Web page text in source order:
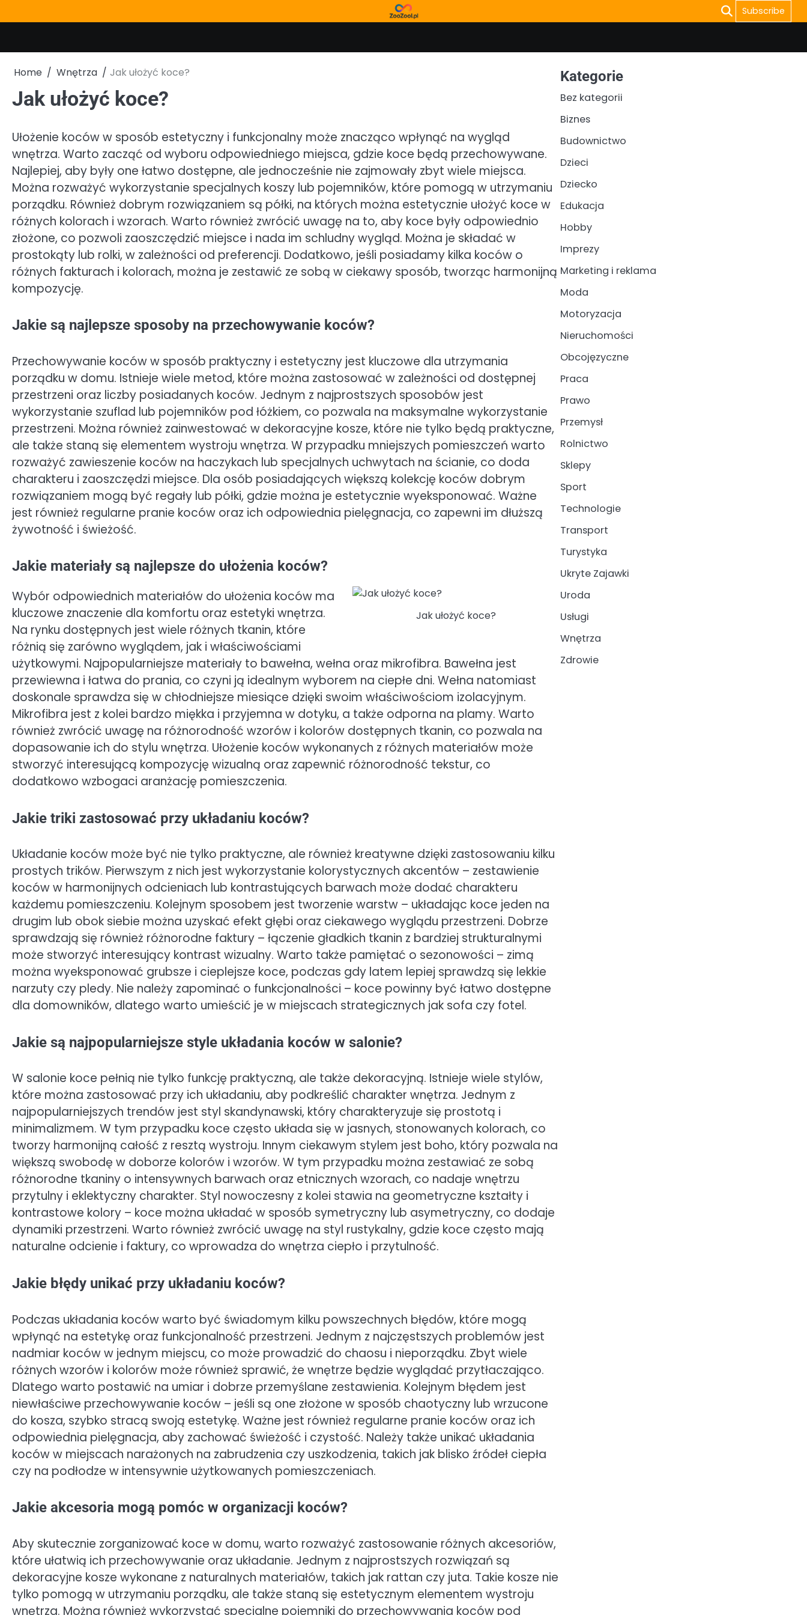
to
Subscribe
Home Wnętrza Jak ułożyć koce?
Jak ułożyć koce?
Ułożenie koców w sposób estetyczny i funkcjonalny może znacząco wpłynąć na wygląd
wnętrza. Warto zacząć od wyboru odpowiedniego miejsca, gdzie koce będą przechowywane.
Najlepiej, aby były one łatwo dostępne, ale jednocześnie nie zajmowały zbyt wiele miejsca.
Można rozważyć wykorzystanie specjalnych koszy lub pojemników, które pomogą w utrzymaniu
porządku. Również dobrym rozwiązaniem są półki, na których można estetycznie ułożyć koce w
różnych kolorach i wzorach. Warto również zwrócić uwagę na to, aby koce były odpowiednio
złożone, co pozwoli zaoszczędzić miejsce i nada im schludny wygląd. Można je składać w
prostokąty lub rolki, w zależności od preferencji. Dodatkowo, jeśli posiadamy kilka koców o
różnych fakturach i kolorach, można je zestawić ze sobą w ciekawy sposób, tworząc harmonijną
kompozycję.
Jakie są najlepsze sposoby na przechowywanie koców?
Przechowywanie koców w sposób praktyczny i estetyczny jest kluczowe dla utrzymania
porządku w domu. Istnieje wiele metod, które można zastosować w zależności od dostępnej
przestrzeni oraz liczby posiadanych koców. Jednym z najprostszych sposobów jest
wykorzystanie szuflad lub pojemników pod łóżkiem, co pozwala na maksymalne wykorzystanie
przestrzeni. Można również zainwestować w dekoracyjne kosze, które nie tylko będą praktyczne,
ale także staną się elementem wystroju wnętrza. W przypadku mniejszych pomieszczeń warto
rozważyć zawieszenie koców na haczykach lub specjalnych uchwytach na ścianie, co doda
charakteru i zaoszczędzi miejsce. Dla osób posiadających większą kolekcję koców dobrym
rozwiązaniem mogą być regały lub półki, gdzie można je estetycznie wyeksponować. Ważne
jest również regularne pranie koców oraz ich odpowiednia pielęgnacja, co zapewni im dłuższą
żywotność i świeżość.
Jakie materiały są najlepsze do ułożenia koców?
Jak ułożyć koce?
Wybór odpowiednich materiałów do ułożenia koców ma
kluczowe znaczenie dla komfortu oraz estetyki wnętrza.
Na rynku dostępnych jest wiele różnych tkanin, które
różnią się zarówno wyglądem, jak i właściwościami
użytkowymi. Najpopularniejsze materiały to bawełna, wełna oraz mikrofibra. Bawełna jest
przewiewna i łatwa do prania, co czyni ją idealnym wyborem na ciepłe dni. Wełna natomiast
doskonale sprawdza się w chłodniejsze miesiące dzięki swoim właściwościom izolacyjnym.
Mikrofibra jest z kolei bardzo miękka i przyjemna w dotyku, a także odporna na plamy. Warto
również zwrócić uwagę na różnorodność wzorów i kolorów dostępnych tkanin, co pozwala na
dopasowanie ich do stylu wnętrza. Ułożenie koców wykonanych z różnych materiałów może
stworzyć interesującą kompozycję wizualną oraz zapewnić różnorodność tekstur, co
dodatkowo wzbogaci aranżację pomieszczenia.
Jakie triki zastosować przy układaniu koców?
Układanie koców może być nie tylko praktyczne, ale również kreatywne dzięki zastosowaniu kilku
prostych trików. Pierwszym z nich jest wykorzystanie kolorystycznych akcentów – zestawienie
koców w harmonijnych odcieniach lub kontrastujących barwach może dodać charakteru
każdemu pomieszczeniu. Kolejnym sposobem jest tworzenie warstw – układając koce jeden na
drugim lub obok siebie można uzyskać efekt głębi oraz ciekawego wyglądu przestrzeni. Dobrze
sprawdzają się również różnorodne faktury – łączenie gładkich tkanin z bardziej strukturalnymi
może stworzyć interesujący kontrast wizualny. Warto także pamiętać o sezonowości – zimą
można wyeksponować grubsze i cieplejsze koce, podczas gdy latem lepiej sprawdzą się lekkie
narzuty czy pledy. Nie należy zapominać o funkcjonalności – koce powinny być łatwo dostępne
dla domowników, dlatego warto umieścić je w miejscach strategicznych jak sofa czy fotel.
Jakie są najpopularniejsze style układania koców w salonie?
W salonie koce pełnią nie tylko funkcję praktyczną, ale także dekoracyjną. Istnieje wiele stylów,
które można zastosować przy ich układaniu, aby podkreślić charakter wnętrza. Jednym z
najpopularniejszych trendów jest styl skandynawski, który charakteryzuje się prostotą i
minimalizmem. W tym przypadku koce często układa się w jasnych, stonowanych kolorach, co
tworzy harmonijną całość z resztą wystroju. Innym ciekawym stylem jest boho, który pozwala na
większą swobodę w doborze kolorów i wzorów. W tym przypadku można zestawiać ze sobą
różnorodne tkaniny o intensywnych barwach oraz etnicznych wzorach, co nadaje wnętrzu
przytulny i eklektyczny charakter. Styl nowoczesny z kolei stawia na geometryczne kształty i
kontrastowe kolory – koce można układać w sposób symetryczny lub asymetryczny, co dodaje
dynamiki przestrzeni. Warto również zwrócić uwagę na styl rustykalny, gdzie koce często mają
naturalne odcienie i faktury, co wprowadza do wnętrza ciepło i przytulność.
Jakie błędy unikać przy układaniu koców?
Podczas układania koców warto być świadomym kilku powszechnych błędów, które mogą
wpłynąć na estetykę oraz funkcjonalność przestrzeni. Jednym z najczęstszych problemów jest
nadmiar koców w jednym miejscu, co może prowadzić do chaosu i nieporządku. Zbyt wiele
różnych wzorów i kolorów może również sprawić, że wnętrze będzie wyglądać przytłaczająco.
Dlatego warto postawić na umiar i dobrze przemyślane zestawienia. Kolejnym błędem jest
niewłaściwe przechowywanie koców – jeśli są one złożone w sposób chaotyczny lub wrzucone
do kosza, szybko stracą swoją estetykę. Ważne jest również regularne pranie koców oraz ich
odpowiednia pielęgnacja, aby zachować świeżość i czystość. Należy także unikać układania
koców w miejscach narażonych na zabrudzenia czy uszkodzenia, takich jak blisko źródeł ciepła
czy na podłodze w intensywnie użytkowanych pomieszczeniach.
Jakie akcesoria mogą pomóc w organizacji koców?
Aby skutecznie zorganizować koce w domu, warto rozważyć zastosowanie różnych akcesoriów,
które ułatwią ich przechowywanie oraz układanie. Jednym z najprostszych rozwiązań są
dekoracyjne kosze wykonane z naturalnych materiałów, takich jak rattan czy juta. Takie kosze nie
tylko pomogą w utrzymaniu porządku, ale także staną się estetycznym elementem wystroju
wnętrza. Można również wykorzystać specjalne pojemniki do przechowywania koców pod
Kategorie
Bez kategorii
Biznes
Budownictwo
Dzieci
Dziecko
Edukacja
Hobby
Imprezy
Marketing i reklama
Moda
Motoryzacja
Nieruchomości
Obcojęzyczne
Praca
Prawo
Przemysł
Rolnictwo
Sklepy
Sport
Technologie
Transport
Turystyka
Ukryte Zajawki
Uroda
Usługi
Wnętrza
Zdrowie